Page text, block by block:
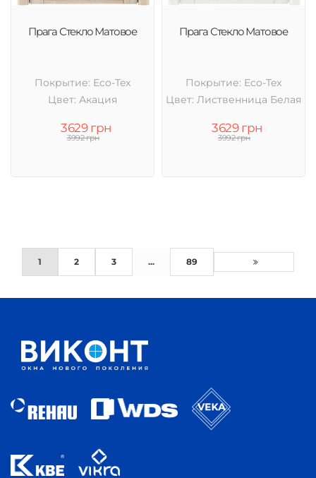
Прага Стекло Матовое
Покрытие: Eco-Tex
Цвет: Акация
3629 грн
3992 грн
Прага Стекло Матовое
Покрытие: Eco-Tex
Цвет: Лиственница Белая
3629 грн
3992 грн
1 2 3 ... 89